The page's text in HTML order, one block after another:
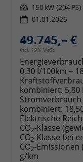
Leistung 150 kW (204 PS)
01.01.2026
49.745,– €
incl. 19% MwSt.
0,30 l/100km +
kombiniert: 5,80
kombiniert:
Elektrische
CO2-Klasse
CO2-Klasse bei
CO2-Emissionen
g/km